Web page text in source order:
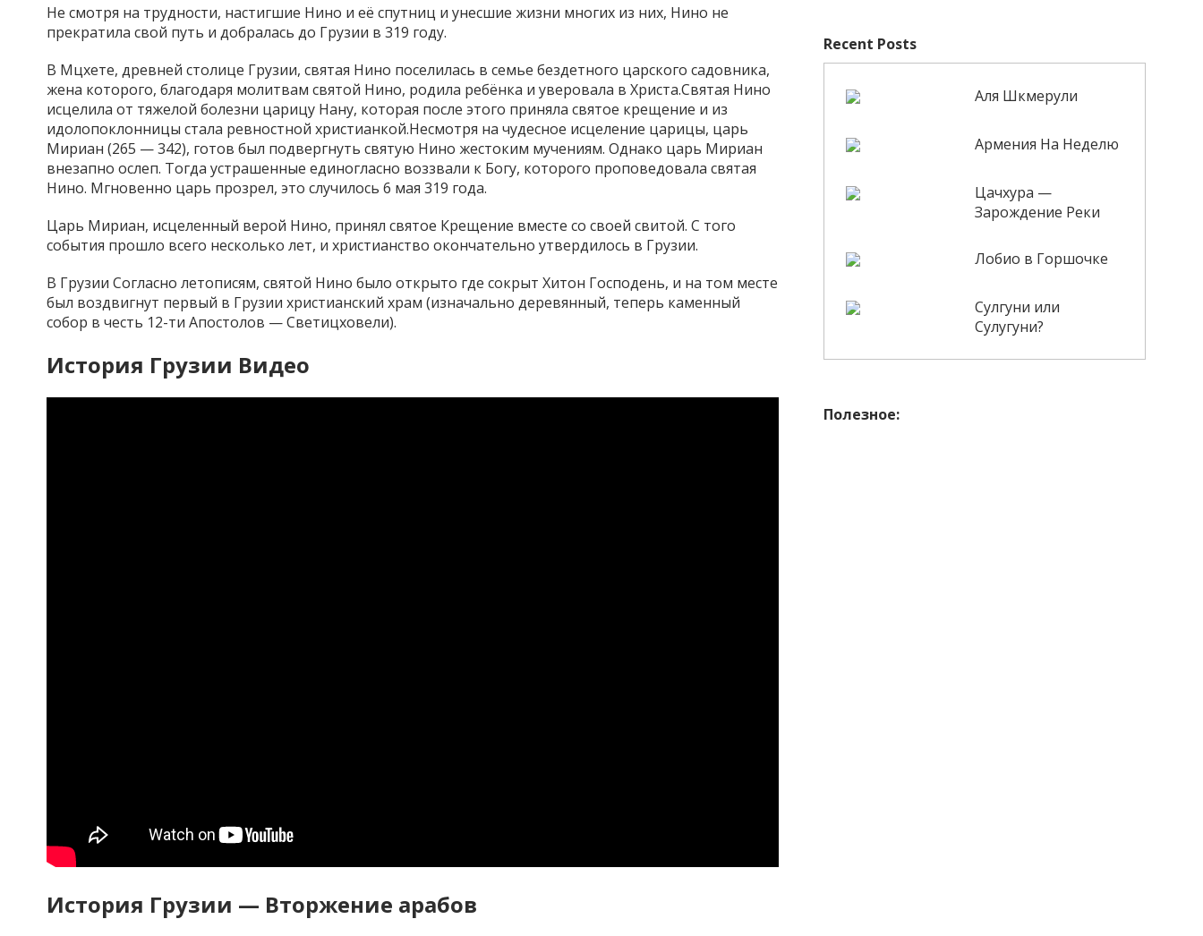
Не смотря на трудности, настигшие Нино и её спутниц и унесшие жизни многих из них, Нино не
прекратила свой путь и добралась до Грузии в 319 году.
В Мцхете, древней столице Грузии, святая Нино поселилась в семье бездетного царского садовника,
жена которого, благодаря молитвам святой Нино, родила ребёнка и уверовала в Христа.Святая Нино
исцелила от тяжелой болезни царицу Нану, которая после этого приняла святое крещение и из
идолопоклонницы стала ревностной христианкой.Несмотря на чудесное исцеление царицы, царь
Мириан (265 — 342), готов был подвергнуть святую Нино жестоким мучениям. Однако царь Мириан
внезапно ослеп. Тогда устрашенные единогласно воззвали к Богу, которого проповедовала святая
Нино. Мгновенно царь прозрел, это случилось 6 мая 319 года.
Царь Мириан, исцеленный верой Нино, принял святое Крещение вместе со своей свитой. С того
события прошло всего несколько лет, и христианство окончательно утвердилось в Грузии.
В Грузии Согласно летописям, святой Нино было открыто где сокрыт Хитон Господень, и на том месте
был воздвигнут первый в Грузии христианский храм (изначально деревянный, теперь каменный
собор в честь 12-ти Апостолов — Светицховели).
История Грузии Видео
История Грузии — Вторжение арабов
Recent Posts
Аля Шкмерули
Армения На Неделю
Цачхура —
Зарождение Реки
Лобио в Горшочке
Сулгуни или
Сулугуни?
Полезное: